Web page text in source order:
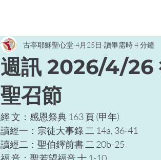
週訊 2026/4/26
聖召節
古亭耶穌聖心堂 4月25日 讀畢需時 4 分鐘
經 文：感恩祭典 163 頁 (甲年)
讀經一：宗徒大事錄 二 14a, 36-41
讀經二：聖伯鐸前書 二 20b-25